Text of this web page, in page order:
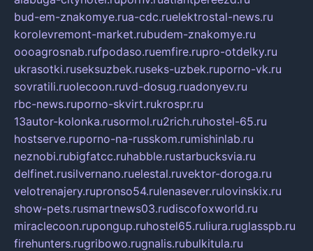
bud-em-znakomye.rua-cdc.ruelektrostal-news.ru
korolevremont-market.rubudem-znakomye.ru
oooagrosnab.rufpodaso.ruemfire.rupro-otdelky.ru
ukrasotki.ruseksuzbek.ruseks-uzbek.ruporno-vk.ru
sovratili.ruolecoon.ruvd-dosug.ruadonyev.ru
rbc-news.ruporno-skvirt.rukrospr.ru
13autor-kolonka.rusormol.ru2rich.ruhostel-65.ru
hostserve.ruporno-na-russkom.rumishinlab.ru
neznobi.rubigfatcc.ruhabble.rustarbucksvia.ru
delfinet.rusilvernano.ruelestal.ruvektor-doroga.ru
velotrenajery.rupronso54.rulenasever.rulovinskix.ru
show-pets.rusmartnews03.rudiscofoxworld.ru
miraclecoon.rupongup.ruhostel65.ruliura.ruglasspb.ru
firehunters.rugribowo.rugnalis.rubulkitula.ru